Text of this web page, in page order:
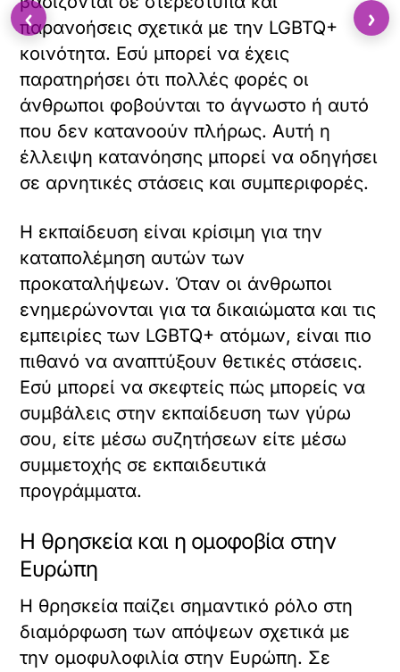
παρανοήσεις σχετικά με την LGBTQ+
κοινότητα. Εσύ μπορεί να έχεις
παρατηρήσει ότι πολλές φορές οι
άνθρωποι φοβούνται το άγνωστο ή αυτό
που δεν κατανοούν πλήρως. Αυτή η
έλλειψη κατανόησης μπορεί να οδηγήσει
σε αρνητικές στάσεις και συμπεριφορές.
Η εκπαίδευση είναι κρίσιμη για την
καταπολέμηση αυτών των
προκαταλήψεων. Όταν οι άνθρωποι
ενημερώνονται για τα δικαιώματα και τις
εμπειρίες των LGBTQ+ ατόμων, είναι πιο
πιθανό να αναπτύξουν θετικές στάσεις.
Εσύ μπορεί να σκεφτείς πώς μπορείς να
συμβάλεις στην εκπαίδευση των γύρω
σου, είτε μέσω συζητήσεων είτε μέσω
συμμετοχής σε εκπαιδευτικά
προγράμματα.
Η θρησκεία και η ομοφοβία στην
Ευρώπη
Η θρησκεία παίζει σημαντικό ρόλο στη
διαμόρφωση των απόψεων σχετικά με
την ομοφυλοφιλία στην Ευρώπη. Σε
‹ ›